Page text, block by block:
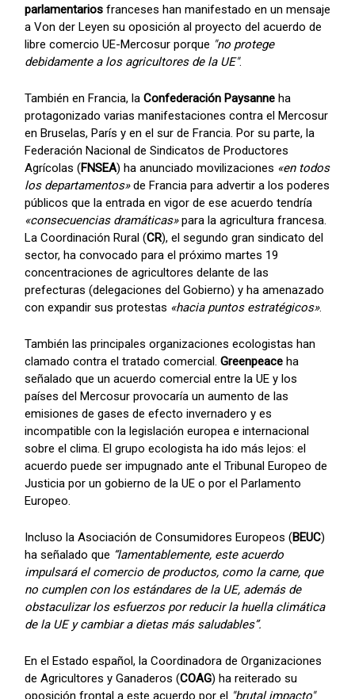
parlamentarios franceses han manifestado en un mensaje
a Von der Leyen su oposición al proyecto del acuerdo de
libre comercio UE-Mercosur porque "no protege
debidamente a los agricultores de la UE".
También en Francia, la Confederación Paysanne ha
protagonizado varias manifestaciones contra el Mercosur
en Bruselas, París y en el sur de Francia. Por su parte, la
Federación Nacional de Sindicatos de Productores
Agrícolas (FNSEA) ha anunciado movilizaciones «en todos
los departamentos»de Francia para advertir a los poderes
públicos que la entrada en vigor de ese acuerdo tendría
«consecuencias dramáticas»para la agricultura francesa.
La Coordinación Rural (CR), el segundo gran sindicato del
sector, ha convocado para el próximo martes 19
concentraciones de agricultores delante de las
prefecturas (delegaciones del Gobierno) y ha amenazado
con expandir sus protestas «hacia puntos estratégicos».
También las principales organizaciones ecologistas han
clamado contra el tratado comercial. Greenpeace ha
señalado que un acuerdo comercial entre la UE y los
países del Mercosur provocaría un aumento de las
emisiones de gases de efecto invernadero y es
incompatible con la legislación europea e internacional
sobre el clima. El grupo ecologista ha ido más lejos: el
acuerdo puede ser impugnado ante el Tribunal Europeo de
Justicia por un gobierno de la UE o por el Parlamento
Europeo.
Incluso la Asociación de Consumidores Europeos (BEUC)
ha señalado que “lamentablemente, este acuerdo
impulsará el comercio de productos, como la carne, que
no cumplen con los estándares de la UE, además de
obstaculizar los esfuerzos por reducir la huella climática
de la UE y cambiar a dietas más saludables”.
En el Estado español, la Coordinadora de Organizaciones
de Agricultores y Ganaderos (COAG) ha reiterado su
oposición frontal a este acuerdo por el "brutal impacto"